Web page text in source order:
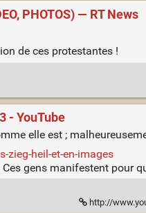
PHOTOS) — RT News
de ces protestantes !
- YouTube
elle est ;
heil-et-en-images
gens manifestent pour
http://